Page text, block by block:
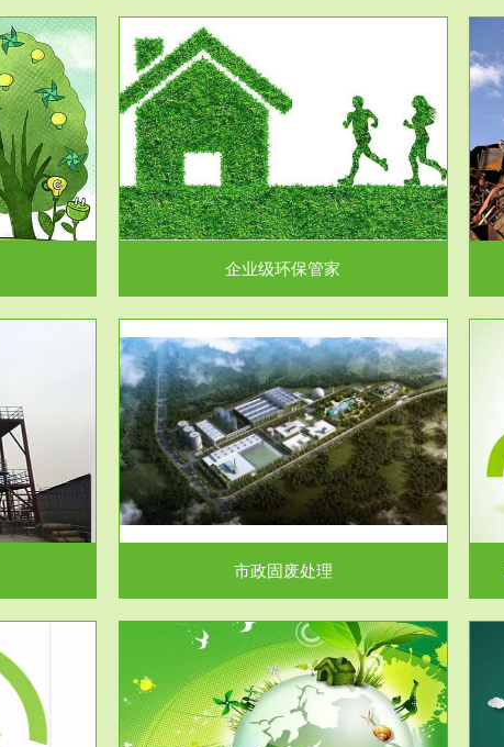
的一个重要依
性...
企业级环保管家
服务范围
固体危险废物处理
固体废物解释：固体废物是指人们在生产建设、
日常生活和其他活动中...
物处理业务包
处...
市政固废处理
服务范围
工作场所职业危害因素检测与评价...
【检测评价意义】：全面了解工作场所职业病危
害因素分布与浓（强）度...
服务范围